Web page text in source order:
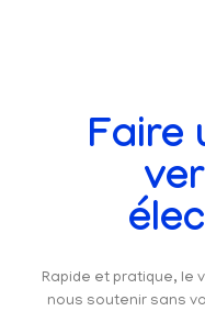
Faire
Rapide et pratique, le
nous soutenir sans